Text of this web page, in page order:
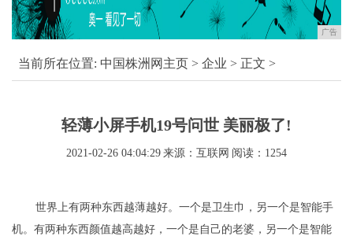
广告
当前所在位置: 中国株洲网主页 > 企业 > 正文 >
轻薄小屏手机19号问世 美丽极了!
2021-02-26 04:04:29 来源：互联网 阅读：1254
世界上有两种东西越薄越好。一个是卫生巾，另一个是智能手
机。有两种东西颜值越高越好，一个是自己的老婆，另一个是智能